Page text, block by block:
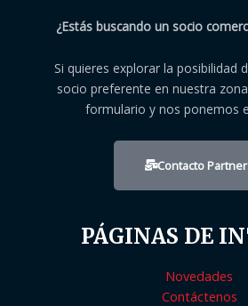
¿Estás buscando un socio
Si quieres explorar la posibilidad
socio preferente en nuestra
formulario y nos ponemos
Contacto
PÁGINAS DE
Novedades
Contáctenos